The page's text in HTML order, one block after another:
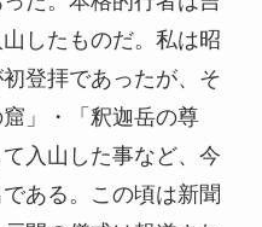
したものだ。私は昭
登拝であったが、そ
」・「釈迦岳の尊
入山した事など、今
ある。この頃は新聞